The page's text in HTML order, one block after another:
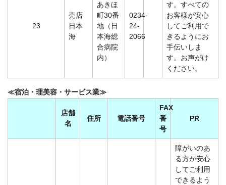
23
売店
日本
海
あきほ
町30番
地（日
本海総
合病院
内）
0234-
24-
2066
す。すべての
お客様が安心
してご利用で
きるようにお
手伝いしま
す。お声がけ
ください。
≪宿泊・理美容・サービス業≫
店舗
名
住所 電話番号
FAX
番
号
PR
障がいのあ
る方が安心
してご利用
できるよう